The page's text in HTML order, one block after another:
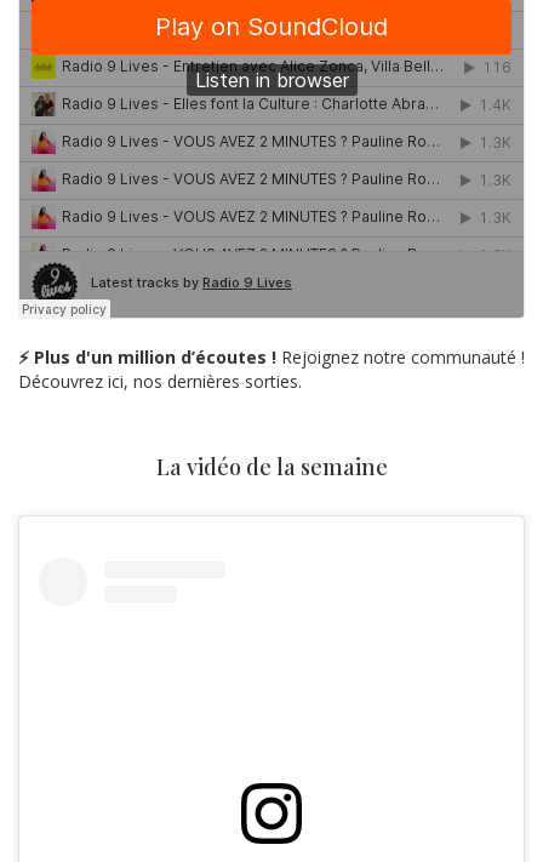
⚡ Plus d'un million d’écoutes ! Rejoignez notre communauté !
Découvrez ici, nos dernières sorties.
La vidéo de la semaine